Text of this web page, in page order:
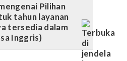
Pilihan
tahun layanan
tersedia dalam
Inggris)